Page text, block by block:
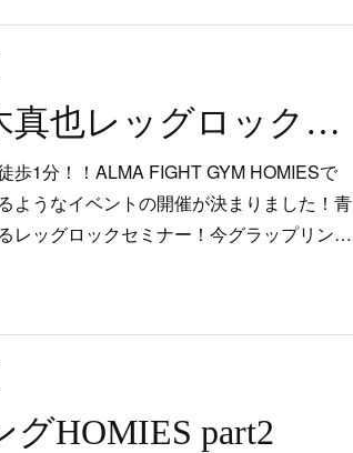
3.11 青木真也レッグロックセミナー開催！
歩1分！！ALMA FIGHT GYM HOMIESで
ようなイベントの開催が決まりました！青
レッグロックセミナー！今グラップリン…
グHOMIES part2